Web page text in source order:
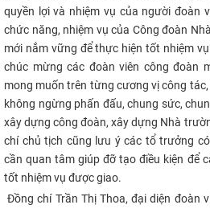
quyền lợi và nhiệm vụ của người đoàn
chức năng, nhiệm vụ của Công đoàn
mới nắm vững để thực hiện tốt nhiệm
chúc mừng các đoàn viên công đoàn
mong muốn trên từng cương vị công
không ngừng phấn đấu, chung sức,
xây dựng công đoàn, xây dựng Nhà
chí chủ tịch cũng lưu ý các tổ trưởng
cần quan tâm giúp đỡ tạo điều kiện để
tốt nhiệm vụ được giao.
Đồng chí Trần Thị Thoa, đại diện đoàn